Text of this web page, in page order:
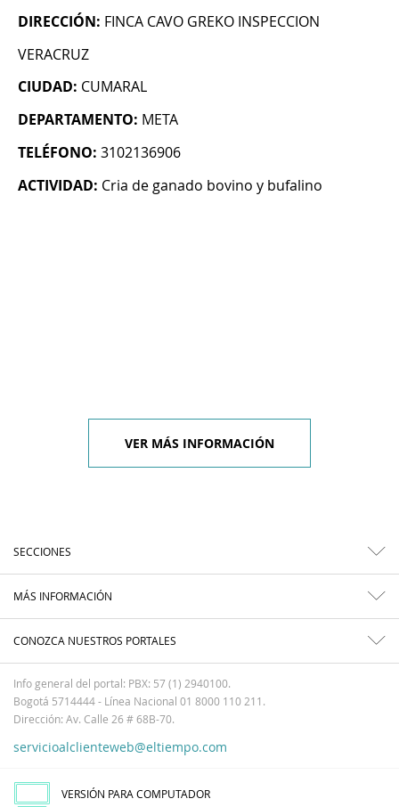
DIRECCIÓN: FINCA CAVO GREKO INSPECCION
VERACRUZ
CIUDAD: CUMARAL
DEPARTAMENTO: META
TELÉFONO: 3102136906
ACTIVIDAD: Cria de ganado bovino y bufalino
VER MÁS INFORMACIÓN
SECCIONES
MÁS INFORMACIÓN
CONOZCA NUESTROS PORTALES
Info general del portal: PBX: 57 (1) 2940100.
Bogotá 5714444 - Línea Nacional 01 8000 110 211.
Dirección: Av. Calle 26 # 68B-70.
servicioalclienteweb@eltiempo.com
VERSIÓN PARA COMPUTADOR